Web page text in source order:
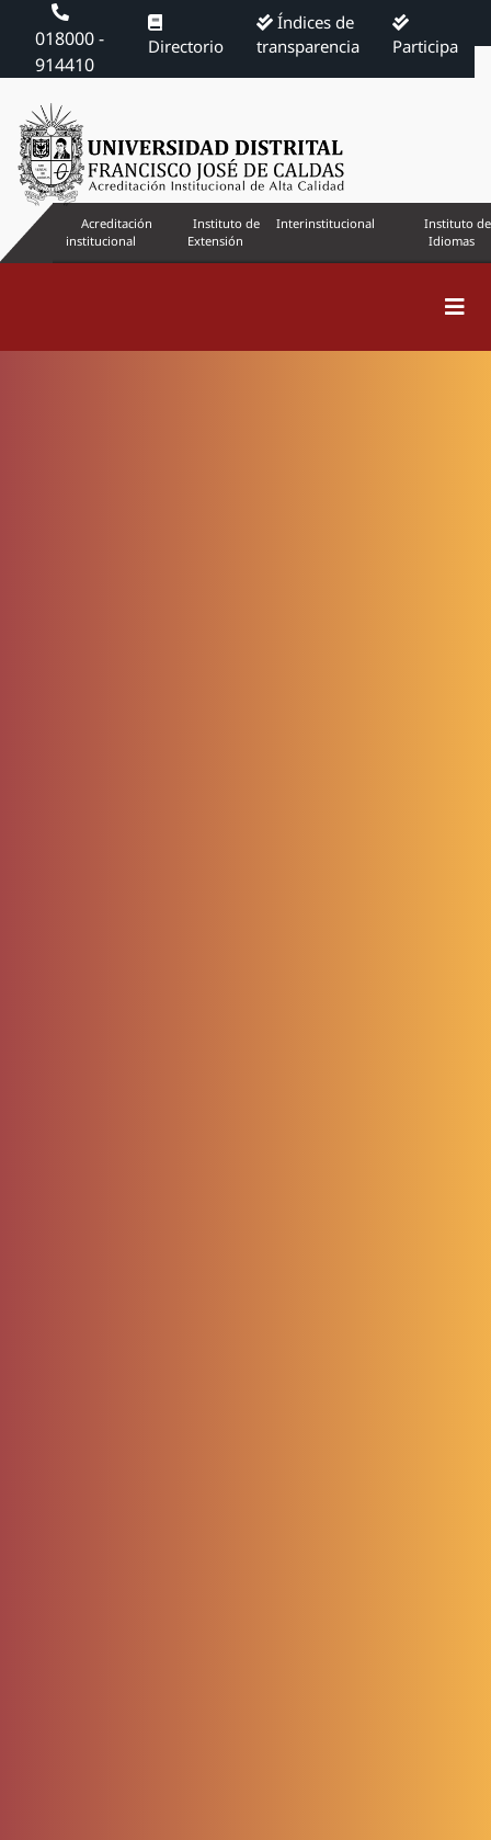
018000 -
914410
Directorio
Índices de
transparencia
Participa
Acreditación
institucional
Instituto de
Extensión
Interinstitucional
Instituto de
Idiomas